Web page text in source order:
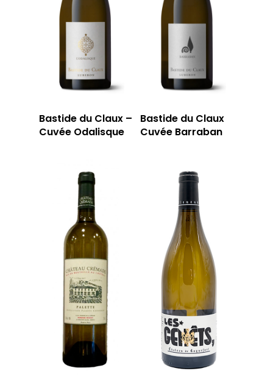
Bastide du Claux –
Cuvée Odalisque
Bastide du Claux
Cuvée Barraban